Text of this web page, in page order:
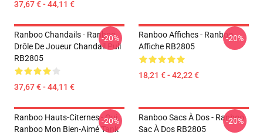
37,67 € - 44,11 €
Ranboo Chandails - Ranboo
Drôle De Joueur Chandail Pull
RB2805
37,67 € - 44,11 €
-20%
Ranboo Affiches - Ranboo
Affiche RB2805
18,21 € - 42,22 €
-20%
Ranboo Hauts-Citernes - Oui.
Ranboo Mon Bien-Aimé Tank
-20%
Ranboo Sacs À Dos - Ranboo
Sac À Dos RB2805
-20%